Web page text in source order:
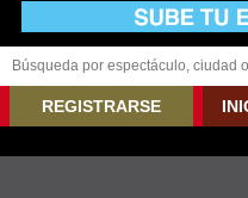
REGISTRARSE